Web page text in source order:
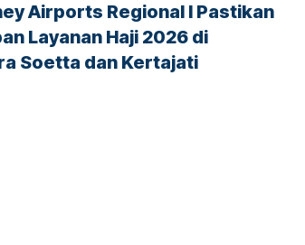
Airports Regional I Pastikan
Layanan Haji 2026 di
Soetta dan Kertajati